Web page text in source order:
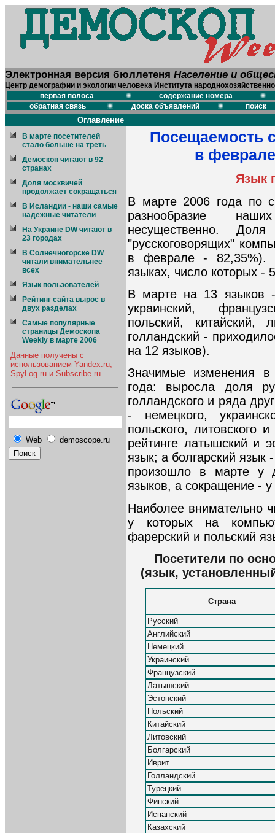
Электронная версия бюллетеня Население и
Центр демографии и экологии человека Института
первая полоса
содержание номера
обратная связь
доска объявлений поиск
Оглавление
В марте посетителей
стало больше на треть
Демоскоп читают в 92
странах
Доля москвичей
продолжает сокращаться
В Исландии - наши самые
надежные читатели
На Украине DW читают в
23 городах
В Солнечногорске DW
читали внимательнее
всех
Язык пользователей
Рейтинг сайта вырос в
двух разделах
Самые популярные
страницы Демоскопа
Weekly в марте 2006
Данные получены с
использованием Yandex.ru,
SpyLog.ru и Subscribe.ru.
Web demoscope.ru
Посещаемость
в
Язык
В марте 2006 года по
разнообразие
несущественно.
"русскоговорящих"
в феврале - 82,35%).
языках, число которых
В марте на 13 языков -
украинский,
польский, китайский,
голландский -
на 12 языков).
Значимые изменения
года: выросла доля
голландского и ряда
- немецкого,
польского, литовского
рейтинге латышский и
язык; а болгарский язык
произошло в марте у
языков, а сокращение -
Наиболее внимательно
у которых на
фарерский и польский
Посетители по
(язык,
Страна
Русский
Английский
Немецкий
Украинский
Французский
Латышский
Эстонский
Польский
Китайский
Литовский
Болгарский
Иврит
Голландский
Турецкий
Финский
Испанский
Казахский